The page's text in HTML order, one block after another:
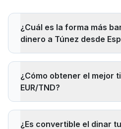
¿Cuál es la forma más
dinero a Túnez desde
transferencias bancarias a
comparador para ver en
que recibirá tu beneficiario
las comisiones y el margen de
¿Cómo obtener el mejor
EUR/TND?
¿Es convertible el dinar